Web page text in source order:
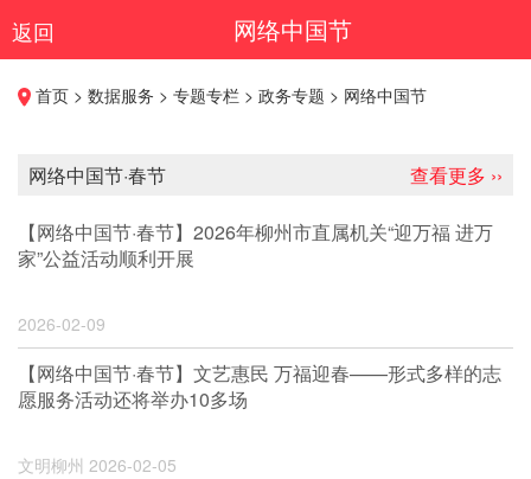
返回 网络中国节
首页 > 数据服务 > 专题专栏 > 政务专题 > 网络中国节
查看更多 ››
网络中国节·春节
【网络中国节·春节】2026年柳州市直属机关“迎万福 进万
家”公益活动顺利开展
2026-02-09
【网络中国节·春节】文艺惠民 万福迎春——形式多样的志
愿服务活动还将举办10多场
文明柳州 2026-02-05